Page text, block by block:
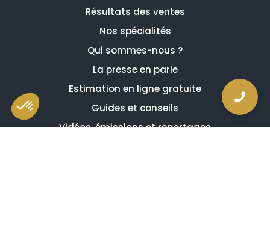
Résultats des ventes
Nos spécialités
Qui sommes-nous ?
La presse en parle
Estimation en ligne gratuite
Guides et conseils
Vidéos, émissions et reportages